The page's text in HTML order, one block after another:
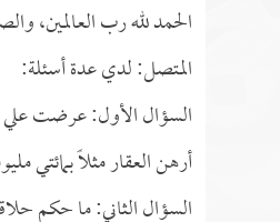
الحمد لله رب العالمين،
المتصل: لدي عدة أسئلة:
أرهن العقار مثلاً بمائتي
السؤال الثاني: ما حكم